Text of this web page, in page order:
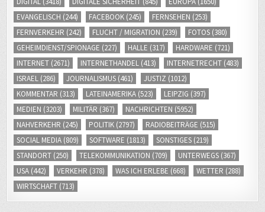
EVANGELISCH (244) FACEBOOK (245) FERNSEHEN (253)
FERNVERKEHR (242) FLUCHT / MIGRATION (239) FOTOS (380)
GEHEIMDIENST/SPIONAGE (227) HALLE (317) HARDWARE (721)
INTERNET (2671) INTERNETHANDEL (413) INTERNETRECHT (483)
ISRAEL (286) JOURNALISMUS (461) JUSTIZ (1012)
KOMMENTAR (313) LATEINAMERIKA (523) LEIPZIG (397)
MEDIEN (3203) MILITÄR (367) NACHRICHTEN (5952)
NAHVERKEHR (245) POLITIK (2797) RADIOBEITRÄGE (515)
SOCIAL MEDIA (809) SOFTWARE (1813) SONSTIGES (219)
STANDORT (250) TELEKOMMUNIKATION (709) UNTERWEGS (367)
USA (442) VERKEHR (378) WAS ICH ERLEBE (668) WETTER (288)
WIRTSCHAFT (713)